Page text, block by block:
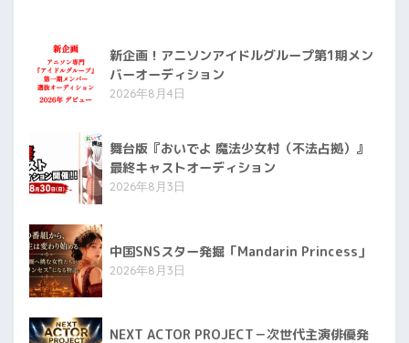
新企画！アニソンアイドルグループ第1期メン
バーオーディション
2026年8月4日
舞台版『おいでよ 魔法少女村（不法占拠）』
最終キャストオーディション
2026年8月3日
中国SNSスター発掘「Mandarin Princess」
2026年8月3日
NEXT ACTOR PROJECT－次世代主演俳優発